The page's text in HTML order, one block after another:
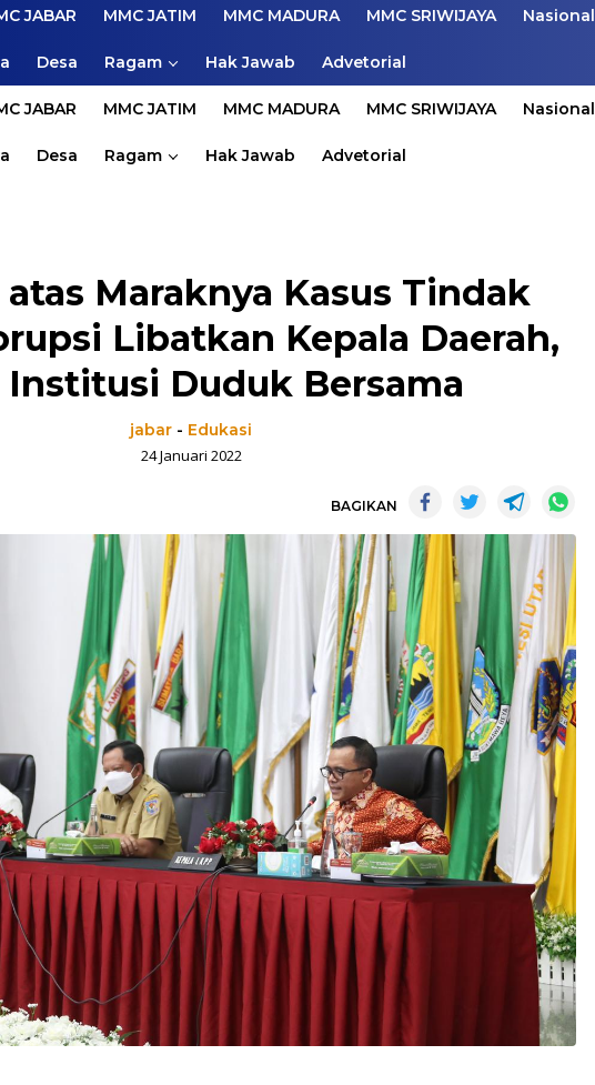
JABAR MMC JATIM MMC MADURA MMC SRIWIJAYA Nasional
Desa Ragam Hak Jawab Advetorial
JABAR MMC JATIM MMC MADURA MMC SRIWIJAYA Nasional
Desa Ragam Hak Jawab Advetorial
Maraknya Kasus Tindak
Libatkan Kepala Daerah,
Institusi Duduk Bersama
jabar - Edukasi
24 Januari 2022
BAGIKAN